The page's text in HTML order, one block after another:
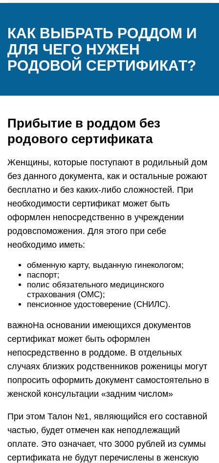
КАК ВЫБРАТЬ РОДДОМ И
ДЛЯ ЧЕГО НУЖЕН
РОДОВОЙ СЕРТИФИКАТ?
Прибытие в роддом без
родового сертификата
Женщины, которые поступают в родильный дом
без данного документа, как и остальные рожают
бесплатно и без каких-либо сложностей. При
необходимости сертификат может быть
оформлен непосредственно в учреждении
родовспоможения. Для этого при себе
необходимо иметь:
обменную карту, выданную гинекологом;
паспорт;
полис обязательного медицинского
страхования (ОМС);
пенсионное удостоверение (СНИЛС).
важноНа основании имеющихся документов
сертификат может быть оформлен
непосредственно в роддоме. В отдельных
случаях близких родственников роженицы могут
попросить оформить документ самостоятельно в
женской консультации «задним числом»
При этом Талон №1, являющийся его составной
частью, будет отмечен как неподлежащий
оплате. Это означает, что 3000 рублей из суммы
сертификата не будут перечислены в женскую